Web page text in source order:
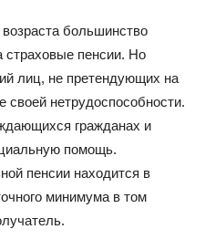
большинство
страховые пенсии. Но
лиц, не претендующих на
нетрудоспособности.
гражданах и
помощь.
пенсии находится в
минимума в том